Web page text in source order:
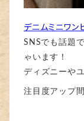
デニムミニワン
SNSでも話題
ゃいます！
ディズニーや
注目度アップ